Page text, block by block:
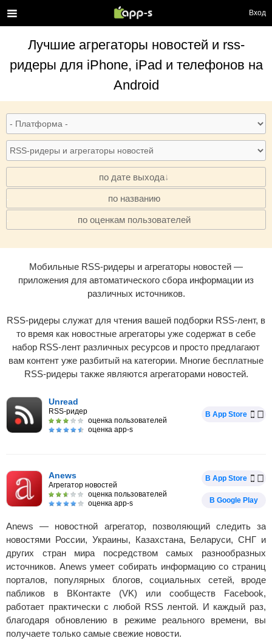
Вход
Лучшие агрегаторы новостей и rss-
ридеры для iPhone, iPad и телефонов на
Android
по дате выхода
· по названию
· по оценкам пользователей
Мобильные RSS-ридеры и агрегаторы новостей —
приложения для автоматического сбора информации из
различных источников.
RSS-ридеры служат для чтения вашей подборки RSS-лент, в
то время как новостные агрегаторы уже содержат в себе
набор RSS-лент различных ресурсов и просто предлагают
вам контент уже разбитый на категории. Многие бесплатные
RSS-ридеры также являются агрегаторами новостей.
Unread
RSS-ридер
оценка пользователей
оценка app-s
В App Store
Anews
Агрегатор новостей
оценка пользователей
оценка app-s
В App Store
В Google Play
Anews — новостной агрегатор, позволяющий следить за
новостями России, Украины, Казахстана, Беларуси, СНГ и
других стран мира посредством самых разнообразных
источников. Anews умеет собирать информацию со страниц
порталов, популярных блогов, социальных сетей, вроде
пабликов в ВКонтакте (VK) или сообществ Facebook,
работает практически с любой RSS лентой. И каждый раз,
благодаря обновлению в режиме реального времени, вы
получаете только самые свежие новости.